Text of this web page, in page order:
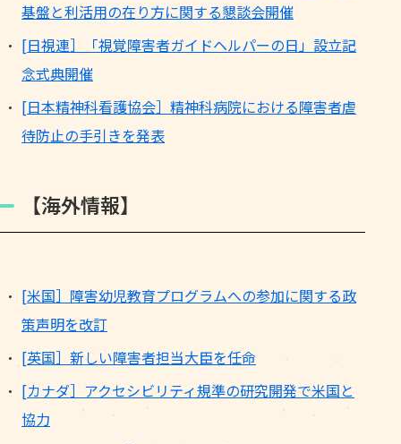
基盤と利活用の在り方に関する懇談会開催
[日視連］「視覚障害者ガイドヘルパーの日」設立記
念式典開催
[日本精神科看護協会］精神科病院における障害者虐
待防止の手引きを発表
【海外情報】
[米国］障害幼児教育プログラムへの参加に関する政
策声明を改訂
[英国］新しい障害者担当大臣を任命
[カナダ］アクセシビリティ規準の研究開発で米国と
協力